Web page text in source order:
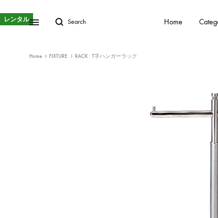
Home
Home FIXTURE RACK : T字ハンガーラック
レンタル